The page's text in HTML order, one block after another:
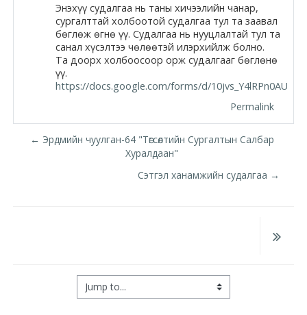
Moodle.com
жишээ 2
Moodle
Moodle
Энэхүү судалгаа нь таны хичээлийн чанар,
сургалттай холбоотой судалгаа тул та заавал
бөглөж өгнө үү. Судалгаа нь нууцлалтай тул та
санал хүсэлтээ чөлөөтэй илэрхийлж болно.
Та доорх холбоосоор орж судалгааг бөглөнө
үү.
https://docs.google.com/forms/d/
Permalink
← Эрдмийн чуулган-64 "Төгсөлтийн Сургалтын Салбар
Хуралдаан"
Сэтгэл ханамжийн судалгаа →
Jump to...